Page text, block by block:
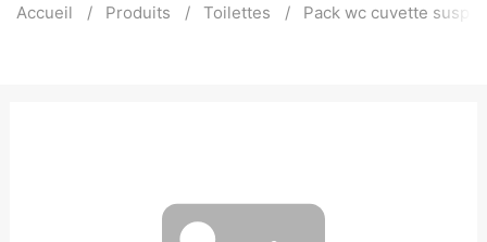
Accueil Produits Toilettes Pack wc cuvette